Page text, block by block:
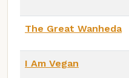
The Great Wanheda
I Am Vegan